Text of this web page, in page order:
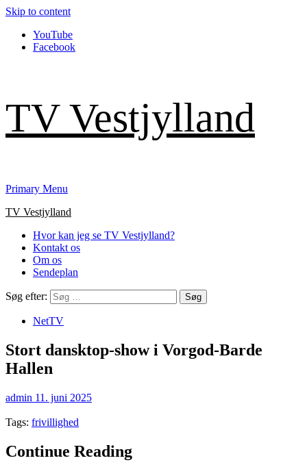
Skip to content
YouTube
Facebook
TV Vestjylland
Primary Menu
TV Vestjylland
Hvor kan jeg se TV Vestjylland?
Kontakt os
Om os
Sendeplan
Søg efter:
NetTV
Stort dansktop-show i Vorgod-Barde
Hallen
admin 11. juni 2025
Tags: frivillighed
Continue Reading